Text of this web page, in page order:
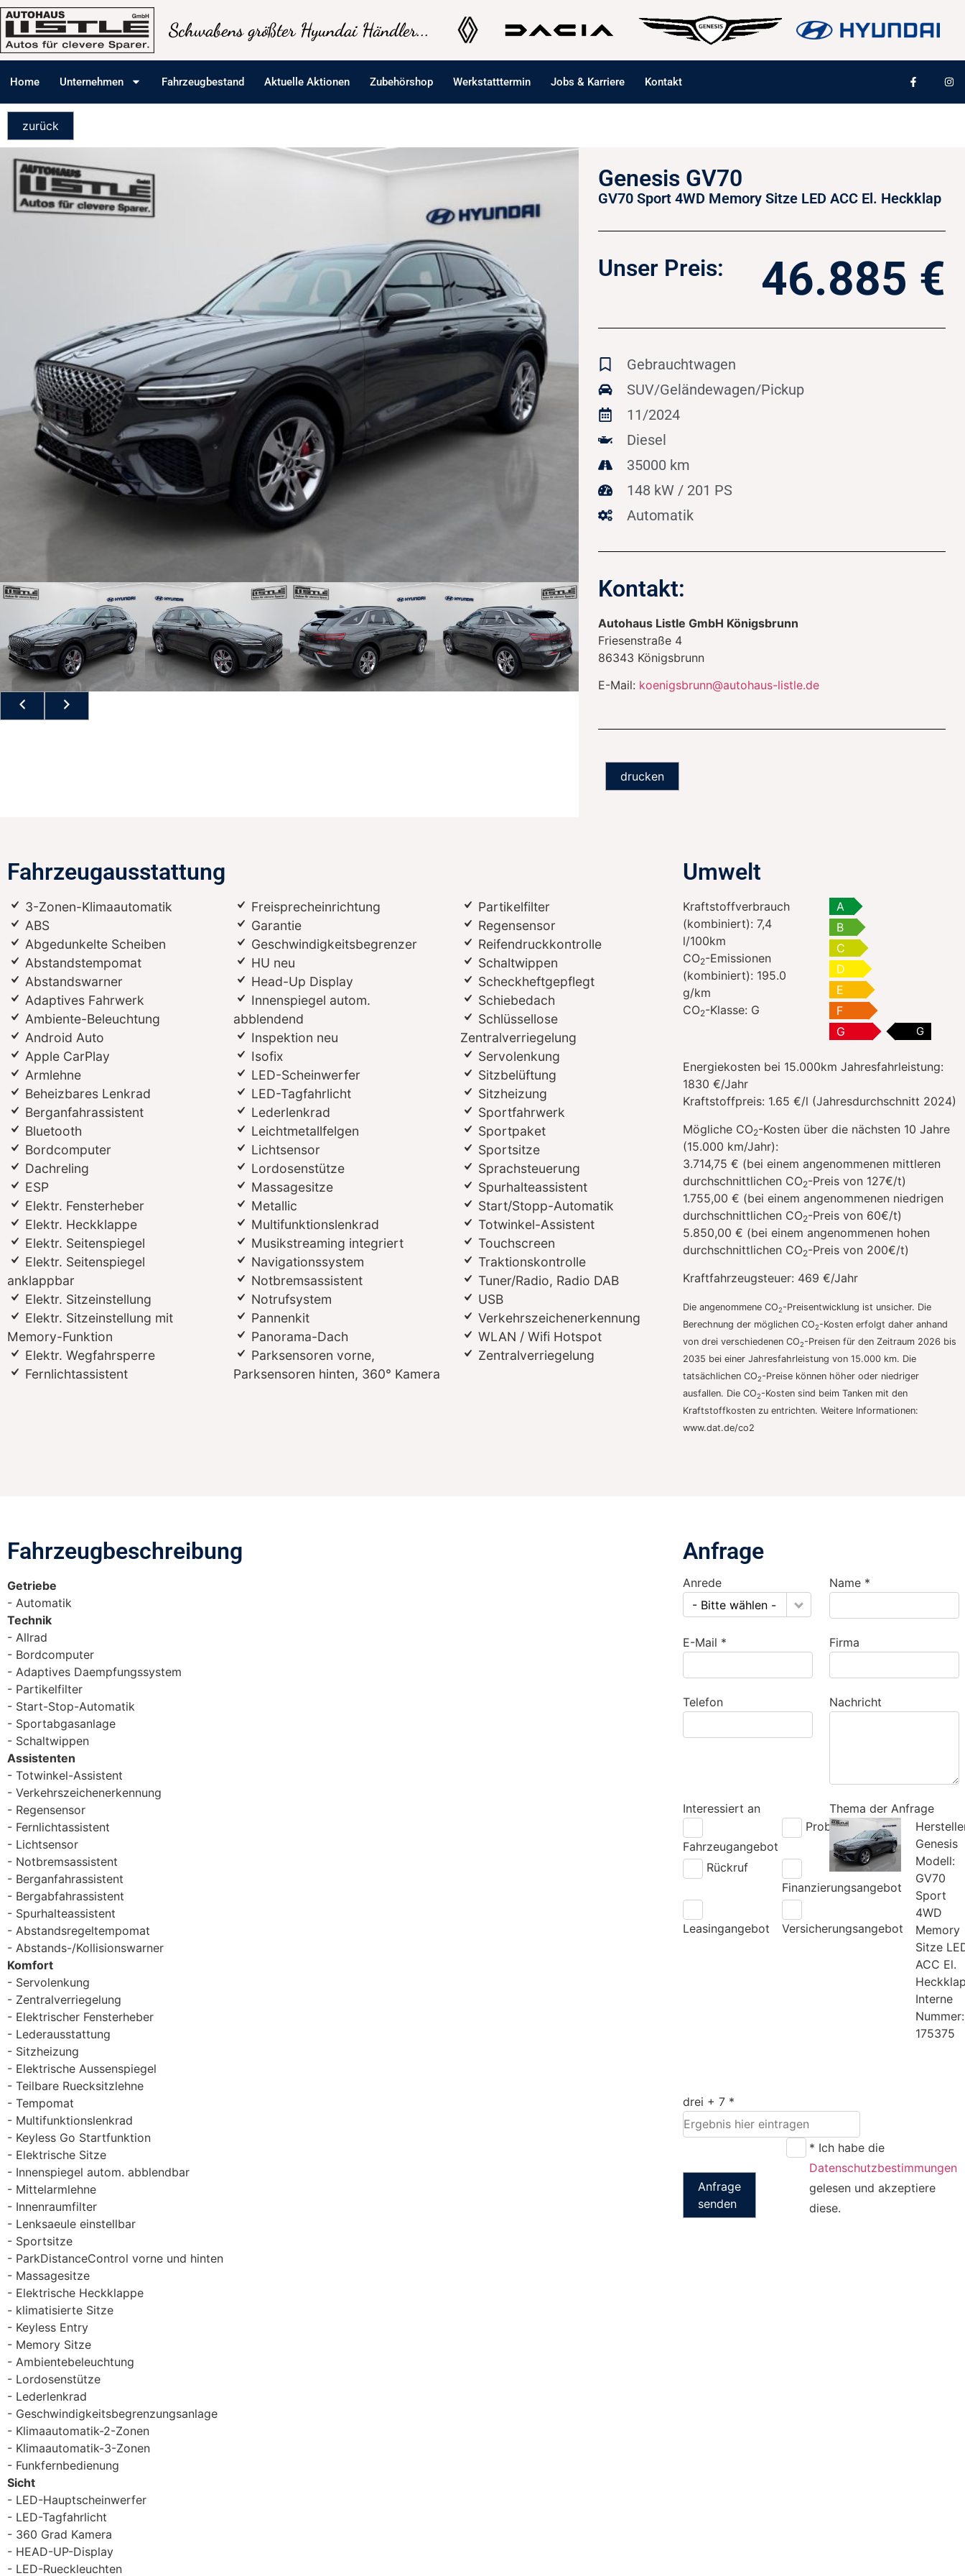
Schwabens größter Hyundai Händler...
Home Unternehmen Fahrzeugbestand Aktuelle Aktionen Zubehörshop Werkstatttermin Jobs & Karriere Kontakt
zurück
Genesis GV70
GV70 Sport 4WD Memory Sitze LED ACC El. Heckklap
Unser Preis: 46.885 €
Gebrauchtwagen
SUV/Geländewagen/Pickup
11/2024
Diesel
35000 km
148 kW / 201 PS
Automatik
Kontakt:
Autohaus Listle GmbH Königsbrunn
Friesenstraße 4
86343 Königsbrunn
E-Mail: koenigsbrunn@autohaus-listle.de
drucken
Fahrzeugausstattung
3-Zonen-Klimaautomatik
ABS
Abgedunkelte Scheiben
Abstandstempomat
Abstandswarner
Adaptives Fahrwerk
Ambiente-Beleuchtung
Android Auto
Apple CarPlay
Armlehne
Beheizbares Lenkrad
Berganfahrassistent
Bluetooth
Bordcomputer
Dachreling
ESP
Elektr. Fensterheber
Elektr. Heckklappe
Elektr. Seitenspiegel
Elektr. Seitenspiegel
anklappbar
Elektr. Sitzeinstellung
Elektr. Sitzeinstellung mit
Memory-Funktion
Elektr. Wegfahrsperre
Fernlichtassistent
Freisprecheinrichtung
Garantie
Geschwindigkeitsbegrenzer
HU neu
Head-Up Display
Innenspiegel autom.
abblendend
Inspektion neu
Isofix
LED-Scheinwerfer
LED-Tagfahrlicht
Lederlenkrad
Leichtmetallfelgen
Lichtsensor
Lordosenstütze
Massagesitze
Metallic
Multifunktionslenkrad
Musikstreaming integriert
Navigationssystem
Notbremsassistent
Notrufsystem
Pannenkit
Panorama-Dach
Parksensoren vorne,
Parksensoren hinten, 360° Kamera
Partikelfilter
Regensensor
Reifendruckkontrolle
Schaltwippen
Scheckheftgepflegt
Schiebedach
Schlüssellose
Zentralverriegelung
Servolenkung
Sitzbelüftung
Sitzheizung
Sportfahrwerk
Sportpaket
Sportsitze
Sprachsteuerung
Spurhalteassistent
Start/Stopp-Automatik
Totwinkel-Assistent
Touchscreen
Traktionskontrolle
Tuner/Radio, Radio DAB
USB
Verkehrszeichenerkennung
WLAN / Wifi Hotspot
Zentralverriegelung
Umwelt
Kraftstoffverbrauch
(kombiniert): 7,4
l/100km
CO2-Emissionen
(kombiniert): 195.0
g/km
CO2-Klasse: G
A
B
C
D
E
F
G
G
Energiekosten bei 15.000km Jahresfahrleistung:
1830 €/Jahr
Kraftstoffpreis: 1.65 €/l (Jahresdurchschnitt 2024)
Mögliche CO2-Kosten über die nächsten 10 Jahre
(15.000 km/Jahr):
3.714,75 € (bei einem angenommenen mittleren
durchschnittlichen CO2-Preis von 127€/t)
1.755,00 € (bei einem angenommenen niedrigen
durchschnittlichen CO2-Preis von 60€/t)
5.850,00 € (bei einem angenommenen hohen
durchschnittlichen CO2-Preis von 200€/t)
Kraftfahrzeugsteuer: 469 €/Jahr
Die angenommene CO2-Preisentwicklung ist unsicher. Die
Berechnung der möglichen CO2-Kosten erfolgt daher anhand
von drei verschiedenen CO2-Preisen für den Zeitraum 2026 bis
2035 bei einer Jahresfahrleistung von 15.000 km. Die
tatsächlichen CO2-Preise können höher oder niedriger
ausfallen. Die CO2-Kosten sind beim Tanken mit den
Kraftstoffkosten zu entrichten. Weitere Informationen:
www.dat.de/co2
Fahrzeugbeschreibung​
Getriebe
Automatik
Technik
Allrad
Bordcomputer
Adaptives Daempfungssystem
Partikelfilter
Start-Stop-Automatik
Sportabgasanlage
Schaltwippen
Assistenten
Totwinkel-Assistent
Verkehrszeichenerkennung
Regensensor
Fernlichtassistent
Lichtsensor
Notbremsassistent
Berganfahrassistent
Bergabfahrassistent
Spurhalteassistent
Abstandsregeltempomat
Abstands-/Kollisionswarner
Komfort
Servolenkung
Zentralverriegelung
Elektrischer Fensterheber
Lederausstattung
Sitzheizung
Elektrische Aussenspiegel
Teilbare Ruecksitzlehne
Tempomat
Multifunktionslenkrad
Keyless Go Startfunktion
Elektrische Sitze
Innenspiegel autom. abblendbar
Mittelarmlehne
Innenraumfilter
Lenksaeule einstellbar
Sportsitze
ParkDistanceControl vorne und hinten
Massagesitze
Elektrische Heckklappe
klimatisierte Sitze
Keyless Entry
Memory Sitze
Ambientebeleuchtung
Lordosenstütze
Lederlenkrad
Geschwindigkeitsbegrenzungsanlage
Klimaautomatik-2-Zonen
Klimaautomatik-3-Zonen
Funkfernbedienung
Sicht
LED-Hauptscheinwerfer
LED-Tagfahrlicht
360 Grad Kamera
HEAD-UP-Display
LED-Rueckleuchten
Anfrage
Anrede
- Bitte wählen -
Name *
E-Mail * Firma
Telefon Nachricht
Interessiert an
Fahrzeugangebot
Probefahrt
Rückruf
Finanzierungsangebot
Leasingangebot Versicherungsangebot
Thema der Anfrage
Genesis
Modell:
GV70
Sport
4WD
Memory
Sitze
ACC El.
Interne
Nummer:
175375
drei + 7 *
Anfrage
senden
* Ich habe die
Datenschutzbestimmungen
gelesen und akzeptiere
diese.